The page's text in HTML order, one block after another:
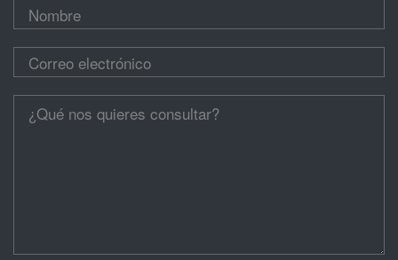
Nombre*
Correo electrónico*
Cúentanos